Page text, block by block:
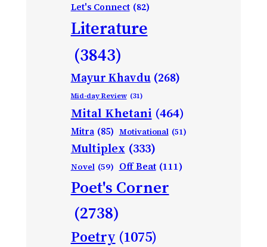
Let's Connect (82)
Literature
(3843)
Mayur Khavdu (268)
Mid-day Review (31)
Mital Khetani (464)
Mitra (85) Motivational (51)
Multiplex (333)
Novel (59) Off Beat (111)
Poet's Corner
(2738)
Poetry (1075)